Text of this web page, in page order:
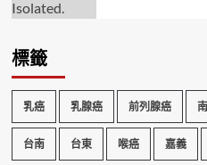
標籤
乳癌 乳腺癌 前列腺癌
台南 台東 喉癌 嘉義